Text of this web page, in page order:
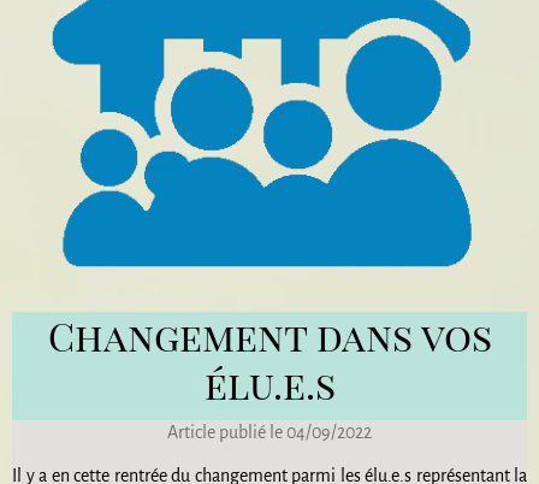
Changement dans vos
élu.e.s
Article publié le 04/09/2022
Il y a en cette rentrée du changement parmi les élu.e.s représentant la